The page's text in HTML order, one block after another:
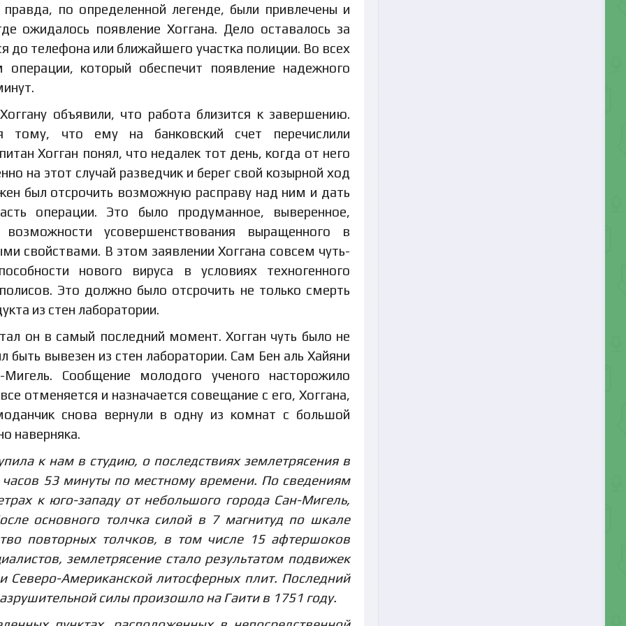
по определенной легенде, были привлечены и
ожидалось появление Хоггана. Дело оставалось за
до телефона или ближайшего участка полиции. Во всех
операции, который обеспечит появление надежного
объявили, что работа близится к завершению.
тому, что ему на банковский счет перечислили
Хогган понял, что недалек тот день, когда от него
на этот случай разведчик и берег свой козырной ход
был отсрочить возможную расправу над ним и дать
операции. Это было продуманное, выверенное,
усовершенствования выращенного в
свойствами. В этом заявлении Хоггана совсем чуть-
нового вируса в условиях техногенного
Это должно было отсрочить не только смерть
из стен лаборатории.
он в самый последний момент. Хогган чуть было не
вывезен из стен лаборатории. Сам Бен аль Хайяни
Сообщение молодого ученого насторожило
отменяется и назначается совещание с его, Хоггана,
снова вернули в одну из комнат с большой
наверняка.
к нам в студию, о последствиях землетрясения в
53 минуты по местному времени. По сведениям
к юго-западу от небольшого города Сан-Мигель,
основного толчка силой в 7 магнитуд по шкале
повторных толчков, в том числе 15 афтершоков
землетрясение стало результатом подвижек
Северо-Американской литосферных плит. Последний
силы произошло на Гаити в 1751 году.